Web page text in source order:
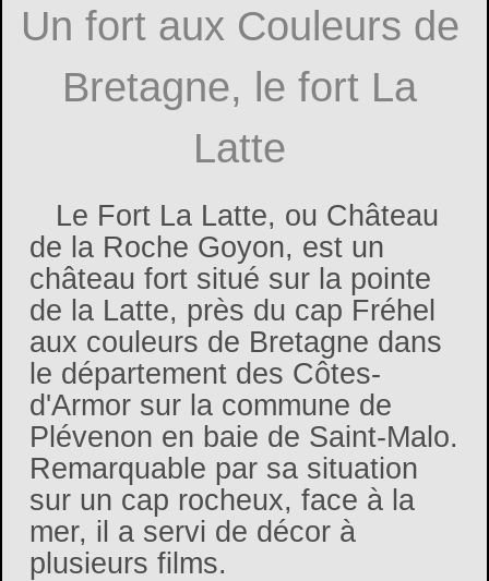
Un fort aux Couleurs de
Bretagne, le fort La
Latte
Le Fort La Latte, ou Château
de la Roche Goyon, est un
château fort situé sur la pointe
de la Latte, près du cap Fréhel
aux couleurs de Bretagne dans
le département des Côtes-
d'Armor sur la commune de
Plévenon en baie de Saint-Malo.
Remarquable par sa situation
sur un cap rocheux, face à la
mer, il a servi de décor à
plusieurs films.